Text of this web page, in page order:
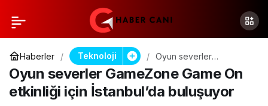
Haberler Teknoloji
Oyun severler
GameZone Game On
etkinliği için İstanbul’da
buluşuyor
Oyun severler GameZone Game On
etkinliği için İstanbul’da buluşuyor